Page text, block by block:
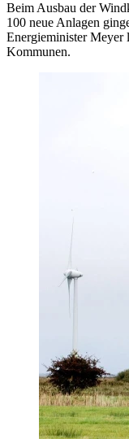
Beim Ausbau der
100 neue Anlagen
Energieminister Meyer
Kommunen.